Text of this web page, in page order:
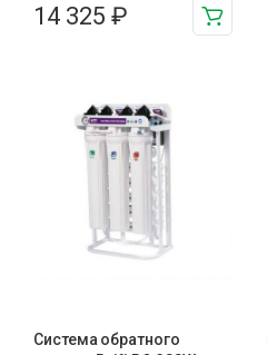
14 325 ₽
Система обратного